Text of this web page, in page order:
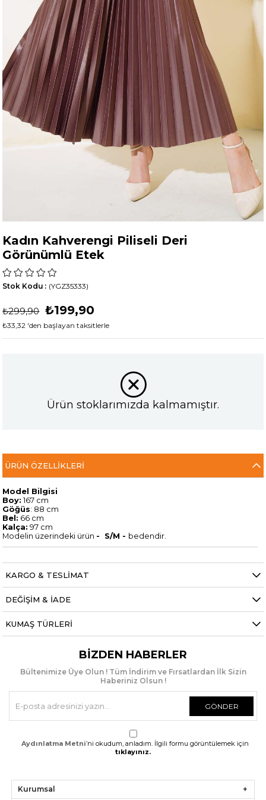
Kadın Kahverengi Piliseli Deri
Görünümlü Etek
(YGZ35333)
Stok Kodu
₺299,90 ₺199,90
₺33,32 'den başlayan taksitlerle
Ürün stoklarımızda kalmamıştır.
ÜRÜN ÖZELLIKLERI
Model Bilgisi
Boy: 167 cm
Göğüs: 88 cm
Bel: 66 cm
Kalça: 97 cm
Modelin üzerindeki ürün - S/M - bedendir.
KARGO & TESLİMAT
DEĞİŞİM & İADE
KUMAŞ TÜRLERİ
BIZDEN HABERLER
Bültenimize Üye Olun ! Tüm İndirim ve Fırsatlardan İlk Sizin
Haberiniz Olsun !
GÖNDER
Aydınlatma Metni’ni okudum, anladım. İlgili formu görüntülemek için
tıklayınız.
Kurumsal